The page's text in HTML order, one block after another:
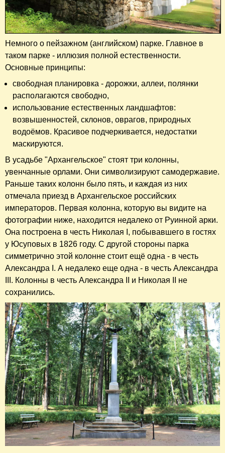
Немного о пейзажном (английском) парке. Главное в
таком парке - иллюзия полной естественности.
Основные принципы:
свободная планировка - дорожки, аллеи, полянки
располагаются свободно,
использование естественных ландшафтов:
возвышенностей, склонов, оврагов, природных
водоёмов. Красивое подчеркивается, недостатки
маскируются.
В усадьбе "Архангельское" стоят три колонны,
увенчанные орлами. Они символизируют самодержавие.
Раньше таких колонн было пять, и каждая из них
отмечала приезд в Архангельское российских
императоров. Первая колонна, которую вы видите на
фотографии ниже, находится недалеко от Руинной арки.
Она построена в честь Николая I, побывавшего в гостях
у Юсуповых в 1826 году. С другой стороны парка
симметрично этой колонне стоит ещё одна - в честь
Александра I. А недалеко еще одна - в честь Александра
III. Колонны в честь Александра II и Николая II не
сохранились.